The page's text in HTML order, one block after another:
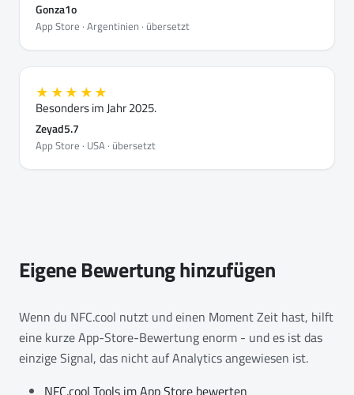
Gonza1o
App Store · Argentinien · übersetzt
★★★★★
Besonders im Jahr 2025.
Zeyad5.7
App Store · USA · übersetzt
Eigene Bewertung hinzufügen
Wenn du NFC.cool nutzt und einen Moment Zeit hast, hilft
eine kurze App-Store-Bewertung enorm - und es ist das
einzige Signal, das nicht auf Analytics angewiesen ist.
NFC.cool Tools im App Store bewerten